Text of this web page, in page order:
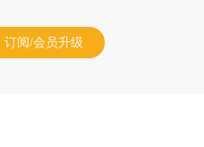
订阅/会员升级